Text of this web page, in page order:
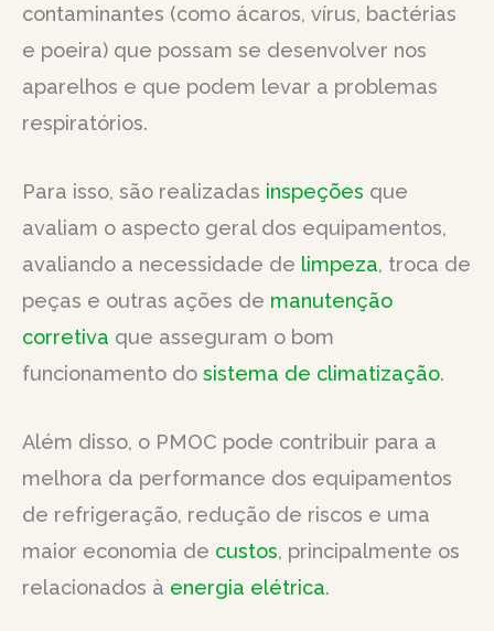
contaminantes (como ácaros, vírus, bactérias
e poeira) que possam se desenvolver nos
aparelhos e que podem levar a problemas
respiratórios.
Para isso, são realizadas inspeções que
avaliam o aspecto geral dos equipamentos,
avaliando a necessidade de limpeza, troca de
peças e outras ações de manutenção
corretiva que asseguram o bom
funcionamento do sistema de climatização.
Além disso, o PMOC pode contribuir para a
melhora da performance dos equipamentos
de refrigeração, redução de riscos e uma
maior economia de custos, principalmente os
relacionados à energia elétrica.